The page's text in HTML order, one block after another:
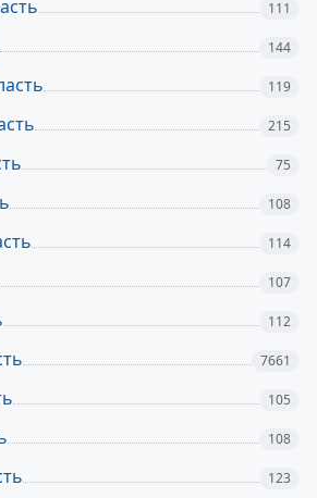
111
144
119
215
75
108
114
107
112
7661
105
108
123